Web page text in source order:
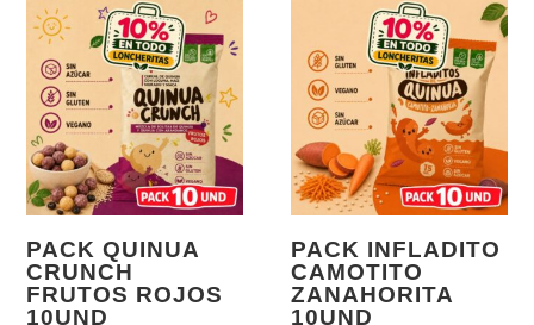
era:
S/22.00.
es:
S/19.80.
era:
S/20.00.
es:
S/
¡Oferta!
PACK QUINUA
CRUNCH
FRUTOS ROJOS
10UND
¡Oferta!
PACK INFLADITO
CAMOTITO
ZANAHORITA
10UND